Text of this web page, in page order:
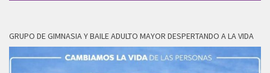
GRUPO DE GIMNASIA Y BAILE ADULTO MAYOR DESPERTANDO A LA VIDA